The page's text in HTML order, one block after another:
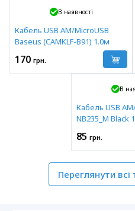
В наявності
Кабель USB AM/MicroUSB
Baseus (CAMKLF-B91) 1.0м
170 грн.
В
Кабель USB
NB235_M Black
85 грн.
Переглянути всі